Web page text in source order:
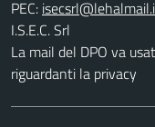
PEC:
I.S.E.C. Srl
La mail del DPO va
riguardanti la privacy